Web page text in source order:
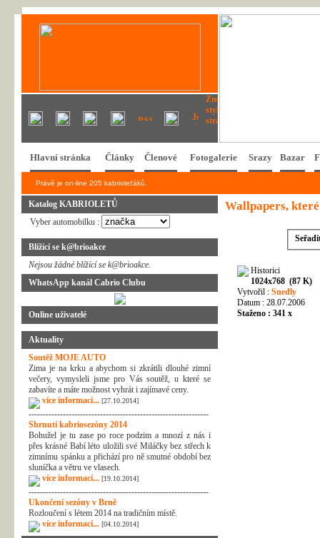
Hlavní stránka Články Členové Fotogalerie Srazy Bazar
Právě je on-line 205 kabrioleťáků.
Katalog KABRIOLETŮ
Vyber automobilku :
Blížící se k@brioakce
Nejsou žádné blížící se k@brioakce.
WhatsApp kanál Cabrio Clubu
Online uživatelé
Aktuality
Soutěž MOJE AUTO
Zima je na krku a abychom si zkrátili dlouhé zimní
večery, vymysleli jsme pro Vás soutěž, u které se
zabavíte a máte možnost vyhrát i zajímavé ceny.
více informací... [27.10.2014]
---------------------------------------------------------------
Shrnutí kabriosezóny 2014
Bohužel je tu zase po roce podzim a mnozí z nás i
přes krásné Babí léto uložili své Miláčky bez střech k
zimnímu spánku a přichází pro ně smutné období bez
sluníčka a větru ve vlasech.
více informací... [19.10.2014]
---------------------------------------------------------------
Ukončení sezóny v Brně
Rozloučení s létem 2014 na tradičním místě.
více informací... [04.10.2014]
Wallpapers,
Historici
1024x768 (87 K)
Vytvořil : Snedly
Datum : 28.07.2006
Staženo : 341 x